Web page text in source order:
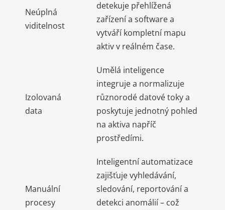
Neúplná
viditelnost
detekuje přehlížená
zařízení a software a
vytváří kompletní mapu
aktiv v reálném čase.
Izolovaná
data
Umělá inteligence
integruje a normalizuje
různorodé datové toky a
poskytuje jednotný pohled
na aktiva napříč
prostředími.
Manuální
procesy
Inteligentní automatizace
zajišťuje vyhledávání,
sledování, reportování a
detekci anomálií – což